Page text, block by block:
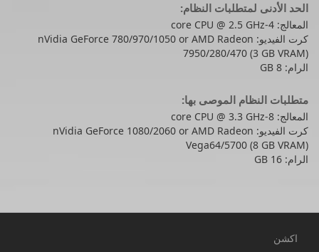
الحد الأدنى لمتطلبات النظام:
المعالج: 4-core CPU @ 2.5 GHz
كرت الفيديو: nVidia GeForce 780/970/1050 or AMD Radeon
7950/280/470 (3 GB VRAM)
الرام: 8 GB
متطلبات النظام الموصى بها:
المعالج: 8-core CPU @ 3.3 GHz
كرت الفيديو: nVidia GeForce 1080/2060 or AMD Radeon
Vega64/5700 (8 GB VRAM)
الرام: 16 GB
اكشن